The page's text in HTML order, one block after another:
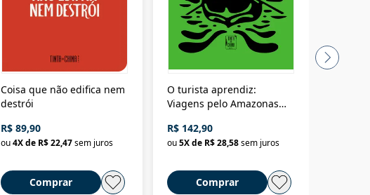
Coisa que não edifica nem
destrói
R$ 89,90
ou4X de R$ 22,47sem juros
Comprar
O turista aprendiz:
Viagens pelo Amazonas
até a Bolívia e por Marajó
até dizer chega
R$ 142,90
ou5X de R$ 28,58sem juros
Comprar